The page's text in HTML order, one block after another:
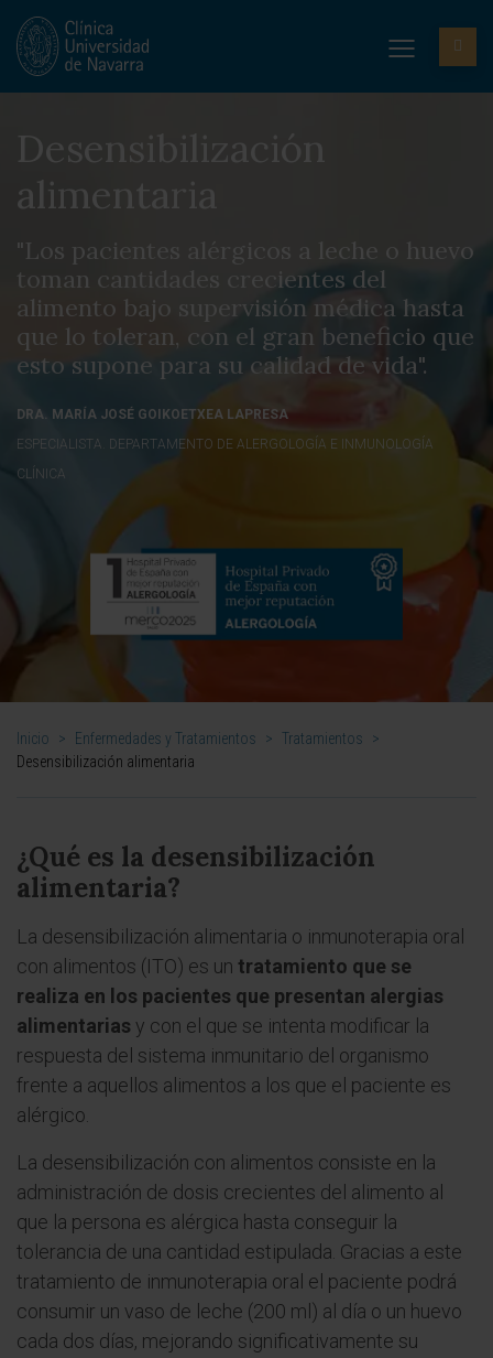
Desensibilización
alimentaria
"Los pacientes alérgicos a leche o huevo
toman cantidades crecientes del
alimento bajo supervisión médica hasta
que lo toleran, con el gran beneficio que
esto supone para su calidad de vida".
DRA. MARÍA JOSÉ GOIKOETXEA LAPRESA
ESPECIALISTA. DEPARTAMENTO DE ALERGOLOGÍA E INMUNOLOGÍA
CLÍNICA
Inicio > Enfermedades y Tratamientos > Tratamientos
>
Desensibilización alimentaria
¿Qué es la desensibilización
alimentaria?
La desensibilización alimentaria o inmunoterapia oral
con alimentos (ITO) es un tratamiento que se
realiza en los pacientes que presentan alergias
alimentarias y con el que se intenta modificar la
respuesta del sistema inmunitario del organismo
frente a aquellos alimentos a los que el paciente es
alérgico.
La desensibilización con alimentos consiste en la
administración de dosis crecientes del alimento al
que la persona es alérgica hasta conseguir la
tolerancia de una cantidad estipulada. Gracias a este
tratamiento de inmunoterapia oral el paciente podrá
consumir un vaso de leche (200 ml) al día o un huevo
cada dos días, mejorando significativamente su